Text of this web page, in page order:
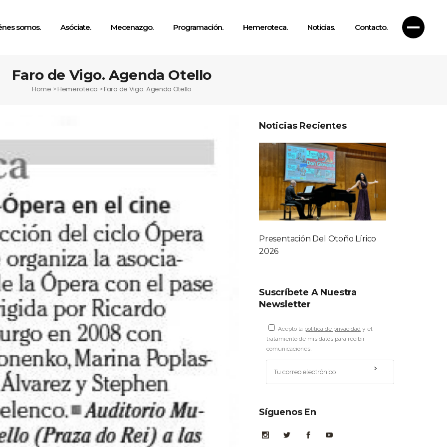
somos. Asóciate. Mecenazgo. Programación. Hemeroteca. Noticias. Contacto.
Faro de Vigo. Agenda Otello
Home >Hemeroteca >Faro de Vigo. Agenda Otello
Noticias Recientes
Presentación Del Otoño Lírico
2026
Suscríbete A Nuestra
Newsletter
Acepto la política de privacidad y el
tratamiento de mis datos para recibir
comunicaciones.
Síguenos En